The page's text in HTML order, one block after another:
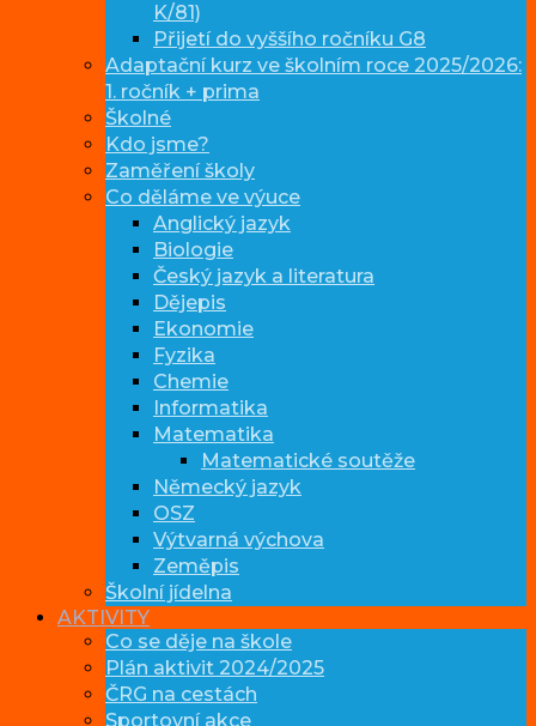
K/81)
Přijetí do vyššího ročníku G8
Adaptační kurz ve školním roce 2025/2026:
1. ročník + prima
Školné
Kdo jsme?
Zaměření školy
Co děláme ve výuce
Anglický jazyk
Biologie
Český jazyk a literatura
Dějepis
Ekonomie
Fyzika
Chemie
Informatika
Matematika
Matematické soutěže
Německý jazyk
OSZ
Výtvarná výchova
Zeměpis
Školní jídelna
AKTIVITY
Co se děje na škole
Plán aktivit 2024/2025
ČRG na cestách
Sportovní akce